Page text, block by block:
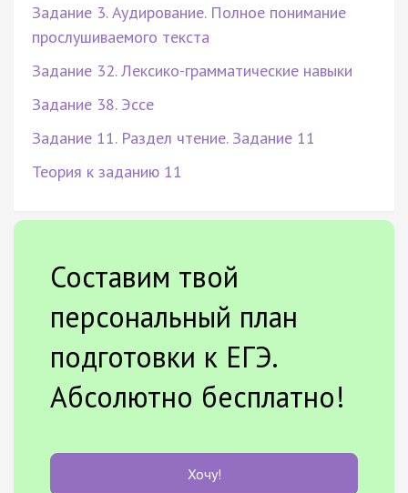
Задание 3. Аудирование. Полное понимание
прослушиваемого текста
Задание 32. Лексико-грамматические навыки
Задание 38. Эссе
Задание 11. Раздел чтение. Задание 11
Теория к заданию 11
Составим твой
персональный план
подготовки к ЕГЭ.
Абсолютно бесплатно!
Хочу!